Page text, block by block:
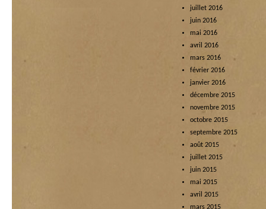
juillet 2016
juin 2016
mai 2016
avril 2016
mars 2016
février 2016
janvier 2016
décembre 2015
novembre 2015
octobre 2015
septembre 2015
août 2015
juillet 2015
juin 2015
mai 2015
avril 2015
mars 2015